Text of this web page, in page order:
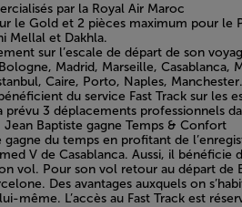
par la Royal Air Maroc
Gold et 2 pièces maximum pour le
Mellal et Dakhla.
sur l’escale de départ de son
Madrid, Marseille,
Caire, Porto, Naples, Manchester.
du service Fast Track sur les
prévu 3 déplacements professionnels
Baptiste gagne Temps & Confort
du temps en profitant de
V de Casablanca. Aussi, il
vol. Pour son vol retour au départ
Des avantages auxquels on
même. L’accès au Fast Track est